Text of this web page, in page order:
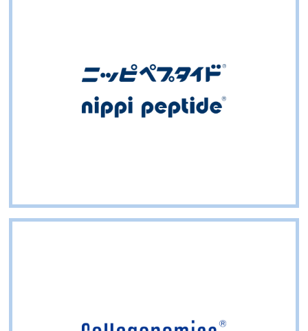
して製造した、高品質なコラーゲンペプチドです。
牛、豚、魚由来の原料を使用し、溶解性に優れた造粒
タイプも販売しており、さまざまな用途にご利用いた
プチドが「Collagenomics」（コラゲノミクス）で